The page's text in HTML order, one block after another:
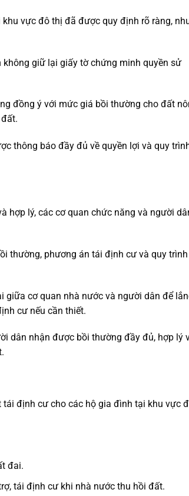
vực đô thị đã được quy định rõ ràng,
không giữ lại giấy tờ chứng minh quyền sử
đồng ý với mức giá bồi thường cho đất
thông báo đầy đủ về quyền lợi và quy
hợp lý, các cơ quan chức năng và người
thường, phương án tái định cư và quy trình
giữa cơ quan nhà nước và người dân để
cư nếu cần thiết.
dân nhận được bồi thường đầy đủ, hợp lý
định cư cho các hộ gia đình tại khu vực
đai.
tái định cư khi nhà nước thu hồi đất.